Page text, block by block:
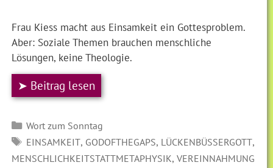
Frau Kiess macht aus Einsamkeit ein Gottesproblem.
Aber: Soziale Themen brauchen menschliche
Lösungen, keine Theologie.
➤ Beitrag lesen
Kategorien
Wort zum Sonntag
SCHLAGWÖRTER
EINSAMKEIT, GODOFTHEGAPS, LÜCKENBÜSSERGOTT ,
MENSCHLICHKEITSTATTMETAPHYSIK,VEREINNAHMUNG